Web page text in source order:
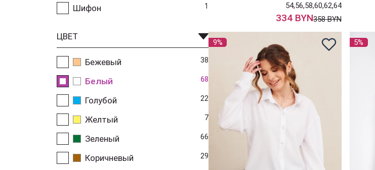
Шифон 1
ЦВЕТ
Бежевый 38
Белый 68
Голубой 22
Желтый 7
Зеленый 66
Коричневый 29
54,56,58,60,62,64
334 BYN358 BYN
9% 5%